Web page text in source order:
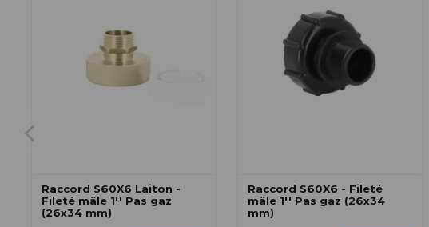
Raccord S60X6 Laiton -
Fileté mâle 1'' Pas gaz
(26x34 mm)
Raccord S60X6 - Fileté
mâle 1'' Pas gaz (26x34
mm)